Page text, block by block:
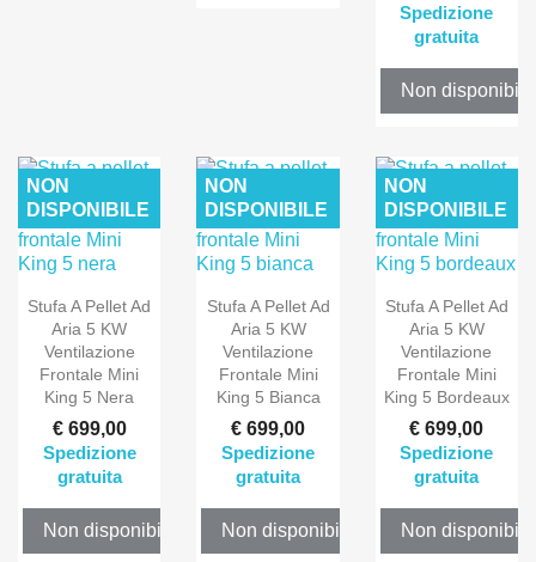
Spedizione
gratuita
Non disponibile
NON
DISPONIBILE
Stufa A Pellet Ad
Aria 5 KW
Ventilazione
Frontale Mini
King 5 Nera
€ 699,00
Spedizione
gratuita
Non disponibile
NON
DISPONIBILE
Stufa A Pellet Ad
Aria 5 KW
Ventilazione
Frontale Mini
King 5 Bianca
€ 699,00
Spedizione
gratuita
Non disponibile
NON
DISPONIBILE
Stufa A Pellet Ad
Aria 5 KW
Ventilazione
Frontale Mini
King 5 Bordeaux
€ 699,00
Spedizione
gratuita
Non disponibile